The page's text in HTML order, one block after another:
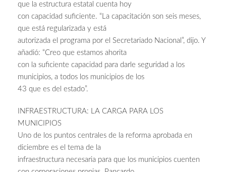
que la estructura estatal cuenta hoy
con capacidad suficiente. “La capacitación son seis meses,
que está regularizada y está
autorizada el programa por el Secretariado Nacional”, dijo. Y
añadió: “Creo que estamos ahorita
con la suficiente capacidad para darle seguridad a los
municipios, a todos los municipios de los
43 que es del estado”.
INFRAESTRUCTURA: LA CARGA PARA LOS
MUNICIPIOS
Uno de los puntos centrales de la reforma aprobada en
diciembre es el tema de la
infraestructura necesaria para que los municipios cuenten